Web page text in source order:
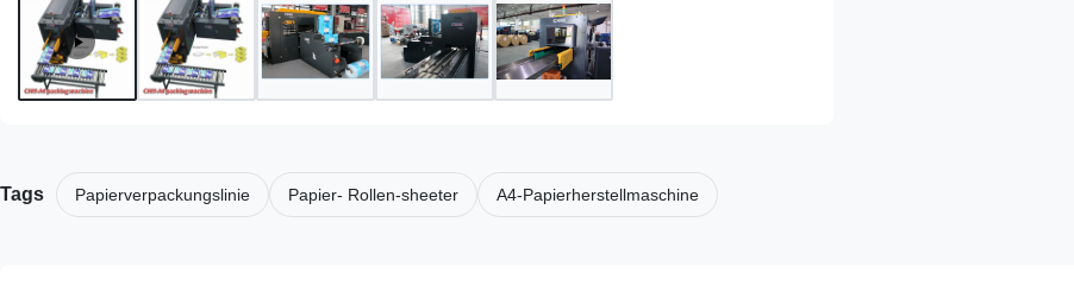
Tags Papierverpackungslinie Papier- Rollen-sheeter A4-Papierherstellmaschine